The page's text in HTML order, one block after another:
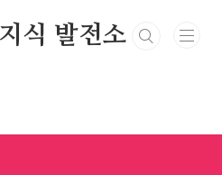
식 발전소